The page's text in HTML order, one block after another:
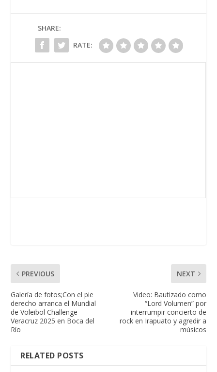
SHARE:
RATE:
PREVIOUS
Galería de fotos;Con el pie
derecho arranca el Mundial
de Voleibol Challenge
Veracruz 2025 en Boca del
Río
NEXT
Video: Bautizado como
“Lord Volumen” por
interrumpir concierto de
rock en Irapuato y agredir a
músicos
RELATED POSTS